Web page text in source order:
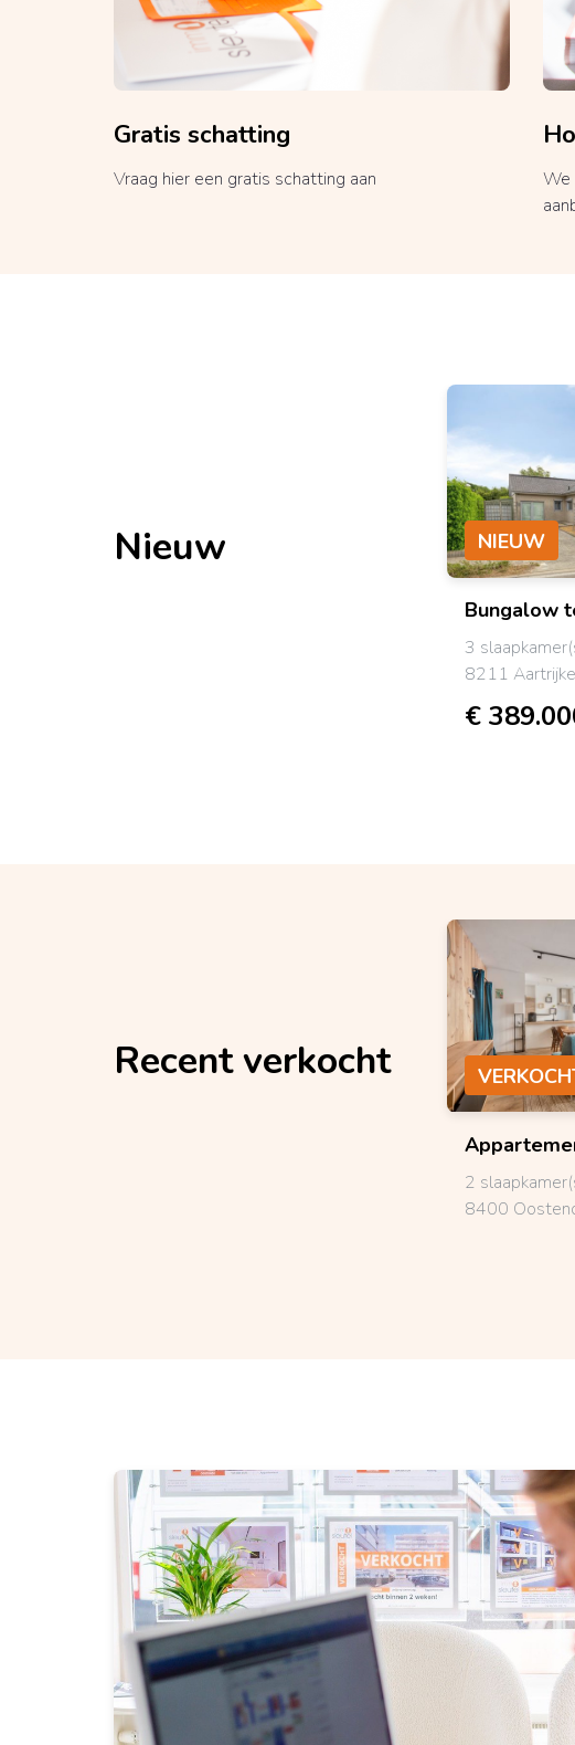
Gratis schatting
Vraag hier een gratis schatting aan
We
Nieuw NIEUW
Bungalow
3
8211 Aartrijke
€
Recent verkocht
2
8400